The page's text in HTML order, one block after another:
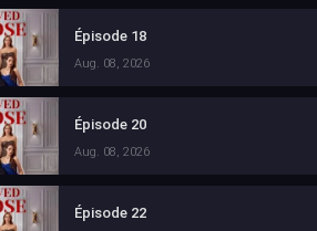
Épisode 18
Aug. 08, 2026
Épisode 20
Aug. 08, 2026
Épisode 22